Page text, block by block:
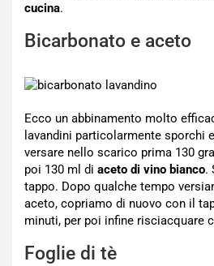
cucina.
Bicarbonato e aceto
Ecco un abbinamento molto
lavandini particolarmente sporchi
versare nello scarico prima 130
poi 130 ml di aceto di vino bianco.
tappo. Dopo qualche tempo
aceto, copriamo di nuovo con il
minuti, per poi infine risciacquare
Foglie di tè